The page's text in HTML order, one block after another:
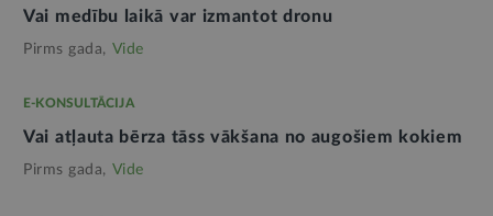
Vai medību laikā var izmantot dronu
Pirms gada, Vide
E-KONSULTĀCIJA
Vai atļauta bērza tāss vākšana no augošiem kokiem
Pirms gada, Vide